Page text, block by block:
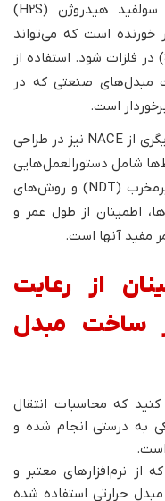
در برابر خوردگی در محیط‌های حاوی سولفید هیدروژن (H2S)
خورنده است که می‌تواند
باعث ترک خوردگی تنشی سولفیدی (SSC) در فلزات شود. استفاده از
مبدل‌های صنعتی که در
علاوه بر معیار MR0175، استانداردهای دیگری از NACE نیز در طراحی
شامل دستورالعمل‌هایی
برای پوشش‌های محافظ، بازرسی‌های غیرمخرب (NDT) و روش‌های
اطمینان از طول عمر و
مفید آنها است.
از رعایت
ساخت مبدل
که محاسبات انتقال
به درستی انجام شده و
از نرم‌افزارهای معتبر و
حرارتی استفاده شده